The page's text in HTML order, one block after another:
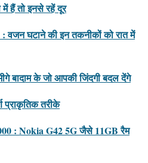
हैं तो इनसे रहें दूर
घटाने की इन तकनीकों को रात में
बादाम के जो आपकी जिंदगी बदल देंगे
प्राकृतिक तरीके
: Nokia G42 5G जैसे 11GB रैम